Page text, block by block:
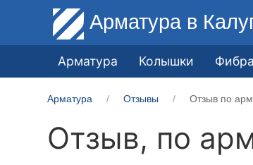
Арматура в
Арматура Колышки Фибра
Арматура Отзывы Отзыв по
Отзыв, по